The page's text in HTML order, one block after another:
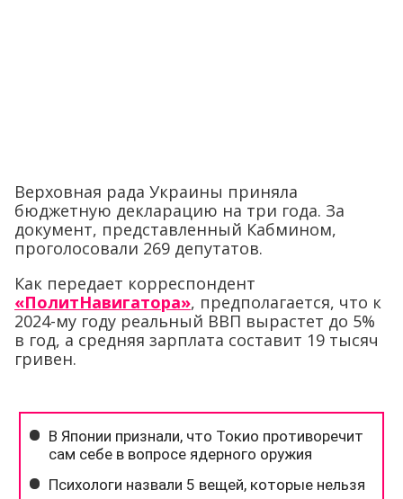
Верховная рада Украины приняла
бюджетную декларацию на три года. За
документ, представленный Кабмином,
проголосовали 269 депутатов.
Как передает корреспондент
«ПолитНавигатора», предполагается, что к
2024-му году реальный ВВП вырастет до 5%
в год, а средняя зарплата составит 19 тысяч
гривен.